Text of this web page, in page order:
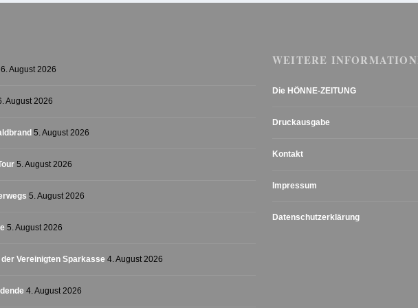
6. August 2026
August 2026
5. August 2026
5. August 2026
5. August 2026
5. August 2026
Vereinigten Sparkasse 4. August 2026
4. August 2026
WEITERE
Die HÖNNE-ZEITUNG
Druckausgabe
Kontakt
Impressum
Datenschutzerklärung